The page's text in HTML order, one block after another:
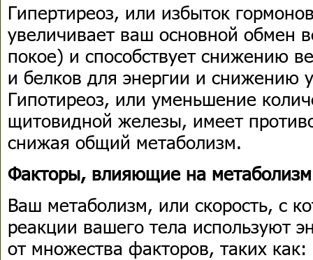
Гипертиреоз, или избыток
увеличивает ваш основной обмен
покое) и способствует снижению
и белков для энергии и снижению
Гипотиреоз, или уменьшение
щитовидной железы, имеет
снижая общий метаболизм.
Факторы, влияющие на метаболизм
Ваш метаболизм, или скорость, с
реакции вашего тела используют
от множества факторов, таких как: